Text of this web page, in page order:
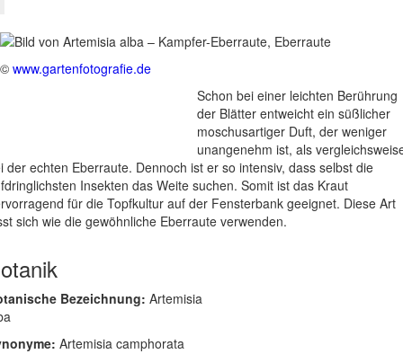
© www.gartenfotografie.de
Schon bei einer leichten Berührung
der Blätter entweicht ein süßlicher
moschusartiger Duft, der weniger
unangenehm ist, als
der echten Eberraute. Dennoch ist er so intensiv, dass selbst die
Insekten das Weite suchen. Somit ist das Kraut
für die Topfkultur auf der Fensterbank geeignet. Diese Art
sich wie die gewöhnliche Eberraute verwenden.
Bezeichnung: Artemisia
Artemisia camphorata